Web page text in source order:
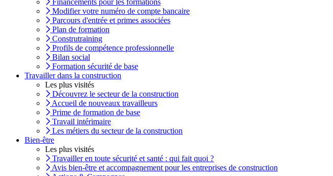
Financements pour les formations
Modifier votre numéro de compte bancaire
Parcours d'entrée et primes associées
Plan de formation
Construtraining
Profils de compétence professionnelle
Bilan social
Formation sécurité de base
Travailler dans la construction
Les plus visités
Découvrez le secteur de la construction
Accueil de nouveaux travailleurs
Prime de formation de base
Travail intérimaire
Les métiers du secteur de la construction
Bien-être
Les plus visités
Travailler en toute sécurité et santé : qui fait quoi ?
Avis bien-être et accompagnement pour les entreprises de construction